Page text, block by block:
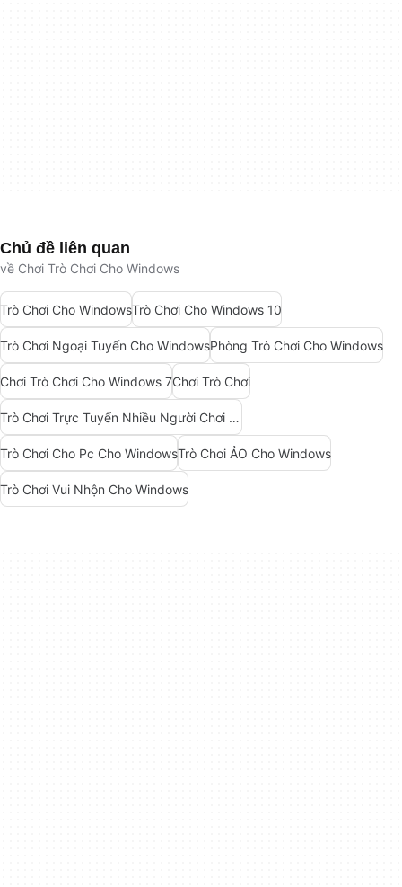
Chủ đề liên quan
về Chơi Trò Chơi Cho Windows
Trò Chơi Cho WindowsTrò Chơi Cho Windows 10
Trò Chơi Ngoại Tuyến Cho WindowsPhòng Trò Chơi Cho Windows
Chơi Trò Chơi Cho Windows 7Chơi Trò Chơi
Trò Chơi Trực Tuyến Nhiều Người Chơi Cho Windows
Trò Chơi Cho Pc Cho WindowsTrò Chơi ẢO Cho Windows
Trò Chơi Vui Nhộn Cho Windows